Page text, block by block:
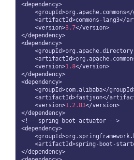
<dependency>
<artifactId>commons-lang3</
    <version>
3.7</version>
</dependency>
<dependency>
    <version>
1.8</version>
</dependency>
<dependency>
<groupId>com.alibaba</
<artifactId>fastjson</
    <version>
1.2.83</version>
</dependency>
<!-- spring-boot-actuator -->
<dependency>
<artifactId>spring-boot-
</dependency>